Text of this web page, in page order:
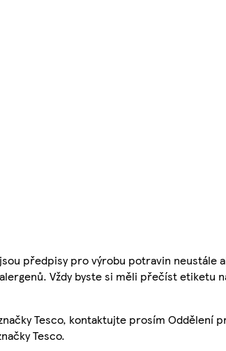
předpisy pro výrobu potravin neustále
Vždy byste si měli přečíst etiketu
Tesco, kontaktujte prosím Oddělení
Tesco.